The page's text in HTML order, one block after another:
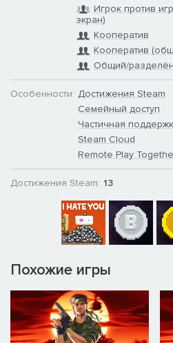
Игрок против
экран)
Кооператив
Кооператив
Общий/
Особенности: Достижения Steam
Семейный доступ
Частичная
Steam Cloud
Remote Play
Достижения Steam: 13
Похожие игры